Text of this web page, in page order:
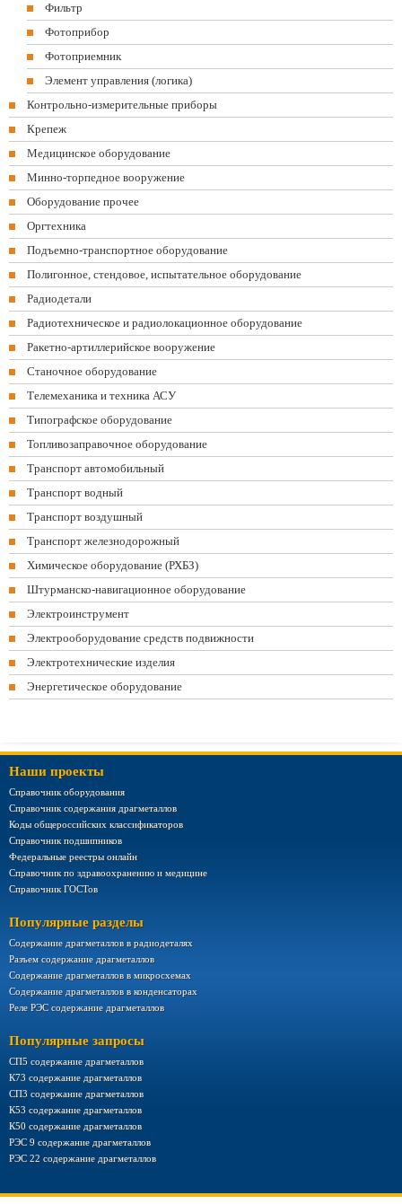
Фильтр
Фотоприбор
Фотоприемник
Элемент управления (логика)
Контрольно-измерительные приборы
Крепеж
Медицинское оборудование
Минно-торпедное вооружение
Оборудование прочее
Оргтехника
Подъемно-транспортное оборудование
Полигонное, стендовое, испытательное оборудование
Радиодетали
Радиотехническое и радиолокационное оборудование
Ракетно-артиллерийское вооружение
Станочное оборудование
Телемеханика и техника АСУ
Типографское оборудование
Топливозаправочное оборудование
Транспорт автомобильный
Транспорт водный
Транспорт воздушный
Транспорт железнодорожный
Химическое оборудование (РХБЗ)
Штурманско-навигационное оборудование
Электроинструмент
Электрооборудование средств подвижности
Электротехнические изделия
Энергетическое оборудование
Наши проекты
Справочник оборудования
Справочник содержания драгметаллов
Коды общероссийских классификаторов
Справочник подшипников
Федеральные реестры онлайн
Справочник по здравоохранению и медицине
Справочник ГОСТов
Популярные разделы
Содержание драгметаллов в радиодеталях
Разъем содержание драгметаллов
Содержание драгметаллов в микросхемах
Содержание драгметаллов в конденсаторах
Реле РЭС содержание драгметаллов
Популярные запросы
СП5 содержание драгметаллов
К73 содержание драгметаллов
СП3 содержание драгметаллов
К53 содержание драгметаллов
К50 содержание драгметаллов
РЭС 9 содержание драгметаллов
РЭС 22 содержание драгметаллов